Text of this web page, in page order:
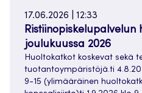
17.06.2026 | 12:33
Ristiinopiskelupalvelun
joulukuussa 2026
Huoltokatkot koskevat sekä
tuotantoympäristöjä.ti
9-15 (ylimääräinen